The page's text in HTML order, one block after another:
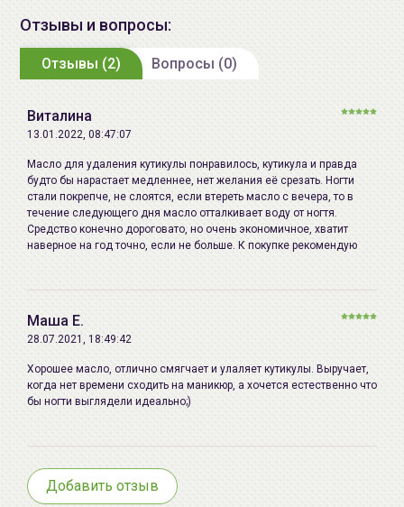
3.Легко отодвиньте кутикулу, действуя квадратной
стороной деревянной палочки.
каких-либо проблем с ногтями, прекратите
использование средства и проконсультируйтесь с
дерматологом. Храните вдали от прямых солнечных
лучей при температуре, приближенной к комнатной.
Для достижения наибольшего эффекта
рекомендуется использовать комплексно
Производитель:
"B&C Laboratories Inc.", 2-2-4,
Токио-то, Япония. телефон:
03(5462)1762 / "Stylinglife
Импортер в
Беларусь:
ИП Мигаль Наталья Петровна,
УНП 192179286, Беларусь,
220020 Минск, ул.Радужная 4/1-
136. www.allcosmetics.by, E-mail:
тел.:+375296131336
Отзывы и вопросы:
Отзывы (2) Вопросы (0)
Виталина
13.01.2022, 08:47:07
Масло для удаления кутикулы понравилось, кутикула и правда
будто бы нарастает медленнее, нет желания её срезать. Ногти
стали покрепче, не слоятся, если втереть масло с вечера, то в
течение следующего дня масло отталкивает воду от ногтя.
Средство конечно дороговато, но очень экономичное, хватит
наверное на год точно, если не больше. К покупке рекомендую
Маша Е.
28.07.2021, 18:49:42
Хорошее масло, отлично смягчает и улаляет кутикулы. Выручает,
когда нет времени сходить на маникюр, а хочется естественно что
бы ногти выглядели идеально;)
Добавить отзыв